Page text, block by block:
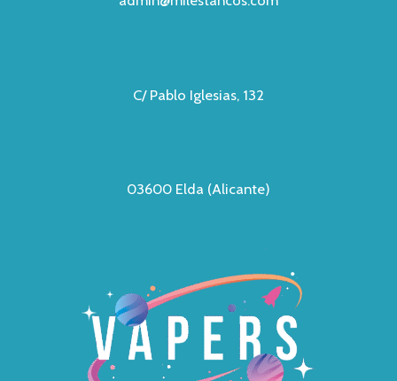
C/ Pablo Iglesias, 132
03600 Elda (Alicante)